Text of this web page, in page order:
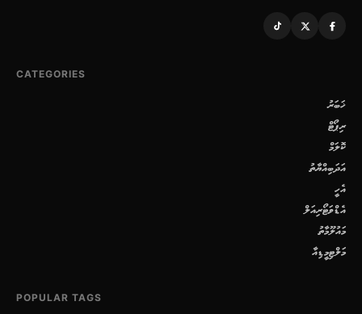
CATEGORIES
ޚަބަރު
ރިޕޯޓް
ކޮލަމް
އަދަބިއްޔާތު
އެހީ
އެޑްވަޓޯރިއަލް
މައުލޫމާތު
މަލްޓިމީޑިއާ
POPULAR TAGS